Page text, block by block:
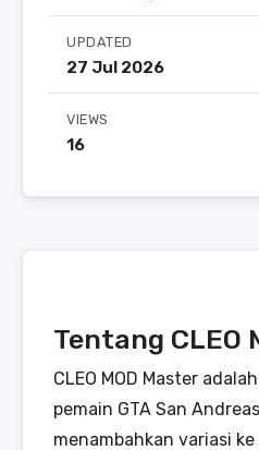
UPDATED
27 Jul 2026
VIEWS
16
Tentang CLEO
CLEO MOD Master
pemain GTA San
menambahkan variasi